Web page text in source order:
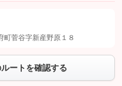
加してから「許可する」ボタンを押
て問い合わせを
町菅谷字新産野原１８
ートを確認する